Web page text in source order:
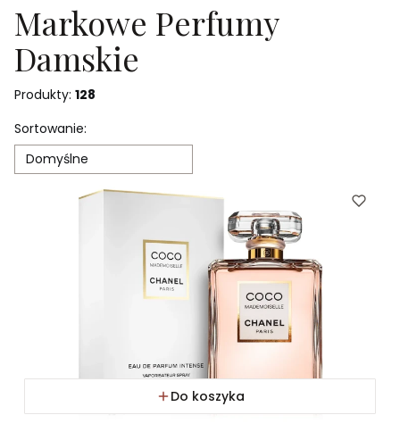
Markowe Perfumy
Damskie
Produkty: 128
Lista produktów
Sortowanie:
Domyślne
Do koszyka